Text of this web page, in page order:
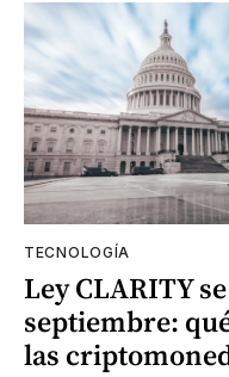
TECNOLOGÍA
Ley CLARITY
septiembre:
las